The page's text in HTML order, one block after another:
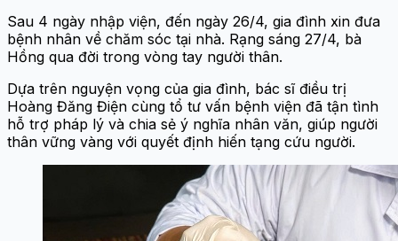
Sau 4 ngày nhập viện, đến ngày 26/4, gia đình xin đưa
bệnh nhân về chăm sóc tại nhà. Rạng sáng 27/4, bà
Hồng qua đời trong vòng tay người thân.
Dựa trên nguyện vọng của gia đình, bác sĩ điều trị
Hoàng Đăng Điện cùng tổ tư vấn bệnh viện đã tận tình
hỗ trợ pháp lý và chia sẻ ý nghĩa nhân văn, giúp người
thân vững vàng với quyết định hiến tạng cứu người.